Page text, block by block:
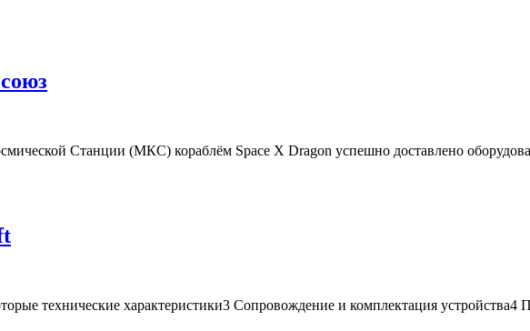
Станции (МКС) кораблём Space X Dragon успешно доставлено
технические характеристики3 Сопровождение и комплектация устройства4